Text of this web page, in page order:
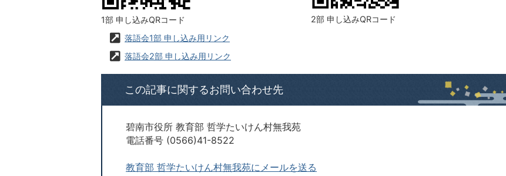
1部 申し込みQRコード
2部 申し込みQRコード
落語会1部 申し込み用リンク
落語会2部 申し込み用リンク
この記事に関するお問い合わせ先
碧南市役所 教育部 哲学たいけん村無我苑
電話番号 (0566)41-8522
教育部 哲学たいけん村無我苑にメールを送る